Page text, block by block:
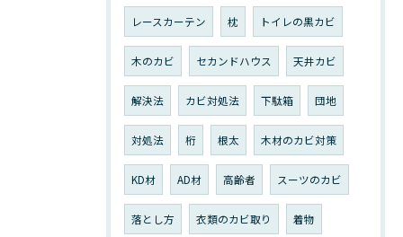
レースカーテン 枕 トイレの黒カビ
木のカビ セカンドハウス 天井カビ
解決法 カビ対処法 下駄箱 団地
対処法 桁 根太 木材のカビ対策
KD材 AD材 高齢者 スーツのカビ
落とし方 衣類のカビ取り 着物